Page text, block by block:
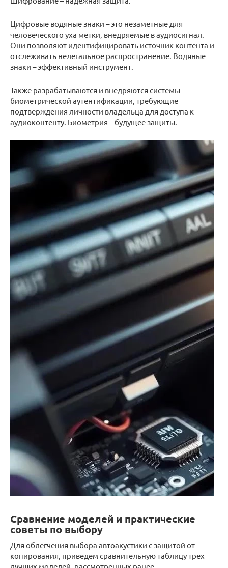
Цифровые водяные знаки – это незаметные для
человеческого уха метки, внедряемые в аудиосигнал.
Они позволяют идентифицировать источник контента и
отслеживать нелегальное распространение. Водяные
знаки – эффективный инструмент.
Также разрабатываются и внедряются системы
биометрической аутентификации, требующие
подтверждения личности владельца для доступа к
аудиоконтенту. Биометрия – будущее защиты.
Сравнение моделей и практические
советы по выбору
Для облегчения выбора автоакустики с защитой от
копирования, приведем сравнительную таблицу трех